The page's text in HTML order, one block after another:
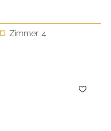
Zimmer: 4